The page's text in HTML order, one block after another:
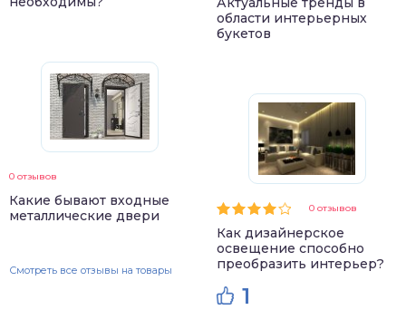
0 отзывов
Какие бывают входные
металлические двери
Смотреть все отзывы на товары
области интерьерных
букетов
0 отзывов
Как дизайнерское
освещение способно
преобразить интерьер?
1